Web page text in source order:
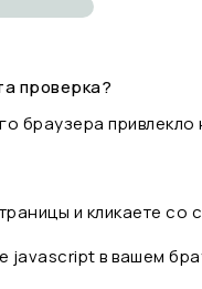
проверка?
браузера
и кликаете
javascript в вашем